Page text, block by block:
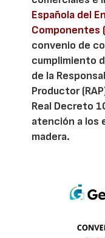
Española del
Componentes
convenio de
cumplimiento
de la
Productor
Real Decreto
atención a los
madera.